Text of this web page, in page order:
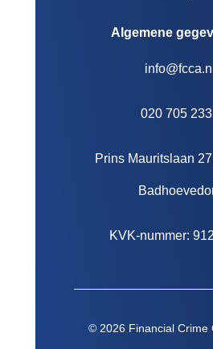
Algemene
info@fcca.nl
020 705
Prins Mauritslaan
KVK-nummer:
© 2026 Financial Crime